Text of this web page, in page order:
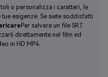
o personalizza i caratteri, le
esigenze. Se siete soddisfatti
Per salvare un file SRT
direttamente nel film ed
in HD MP4.